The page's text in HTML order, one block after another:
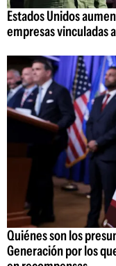
Estados Unidos
empresas vinculadas
Quiénes son los
Generación por los